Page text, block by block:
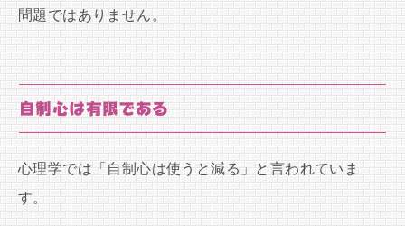
問題ではありません。
自制心は有限である
心理学では「自制心は使うと減る」と言われていま
す。